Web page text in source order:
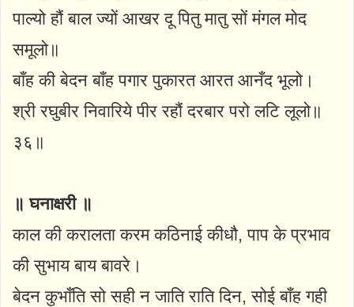
पाल्यो हौं बाल ज्यों आखर दू पितु मातु सों मंगल मोद
समूलो॥
बाँह की बेदन बाँह पगार पुकारत आरत आनँद भूलो।
श्री रघुबीर निवारिये पीर रहौं दरबार परो लटि लूलो॥
३६॥
॥ घनाक्षरी ॥
काल की करालता करम कठिनाई कीधौ, पाप के प्रभाव
की सुभाय बाय बावरे।
बेदन कुभाँति सो सही न जाति राति दिन, सोई बाँह गही